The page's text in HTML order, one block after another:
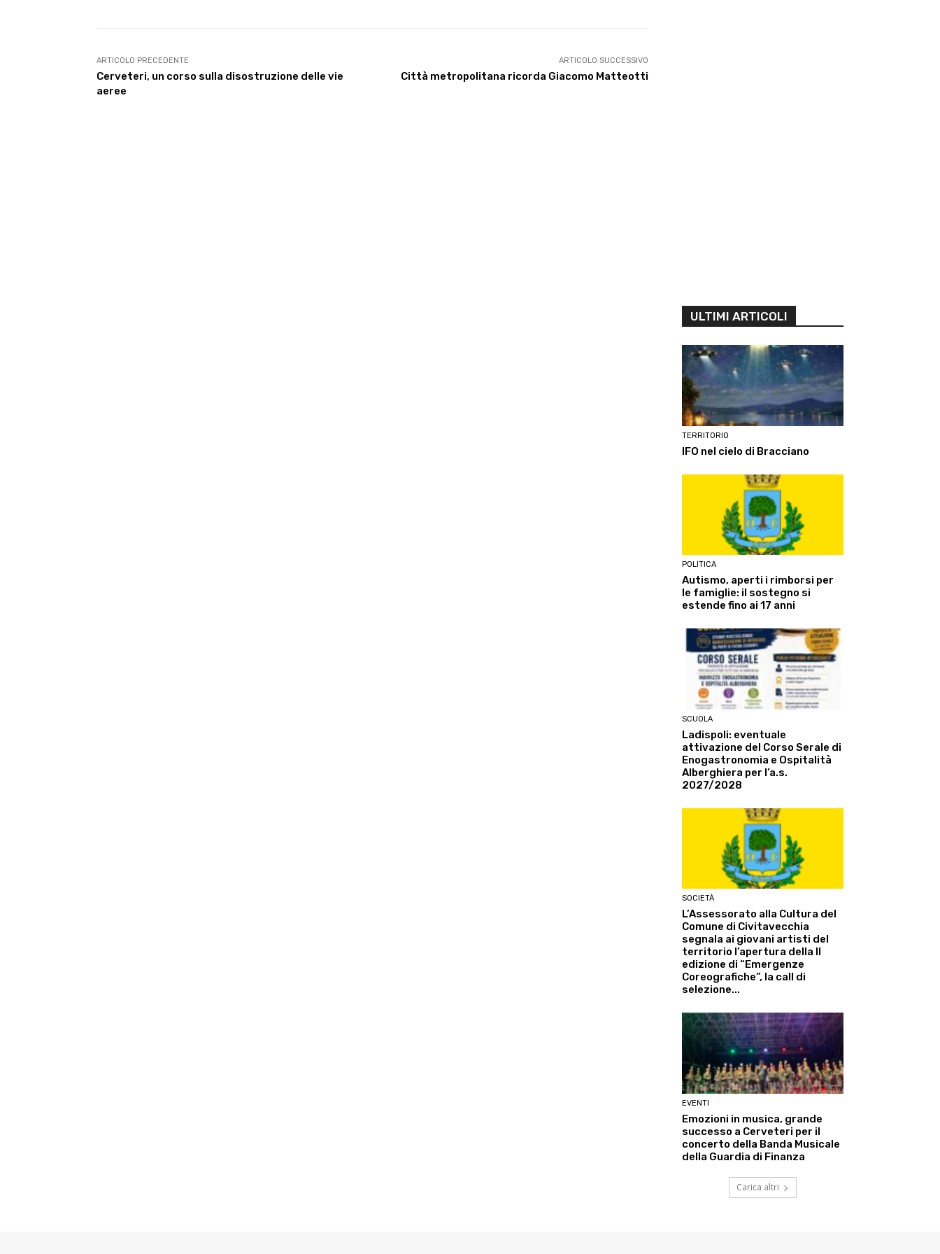
ARTICOLO PRECEDENTE
Cerveteri, un corso sulla disostruzione delle vie
aeree
ARTICOLO SUCCESSIVO
Città metropolitana ricorda Giacomo Matteotti
ULTIMI ARTICOLI
TERRITORIO
IFO nel cielo di Bracciano
POLITICA
Autismo, aperti i rimborsi per
le famiglie: il sostegno si
estende fino ai 17 anni
SCUOLA
Ladispoli: eventuale
attivazione del Corso Serale di
Enogastronomia e Ospitalità
Alberghiera per l’a.s.
2027/2028
SOCIETÀ
L’Assessorato alla Cultura del
Comune di Civitavecchia
segnala ai giovani artisti del
territorio l’apertura della II
edizione di “Emergenze
Coreografiche”, la call di
selezione...
EVENTI
Emozioni in musica, grande
successo a Cerveteri per il
concerto della Banda Musicale
della Guardia di Finanza
Carica altri